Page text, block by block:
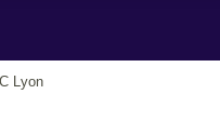
Lyon